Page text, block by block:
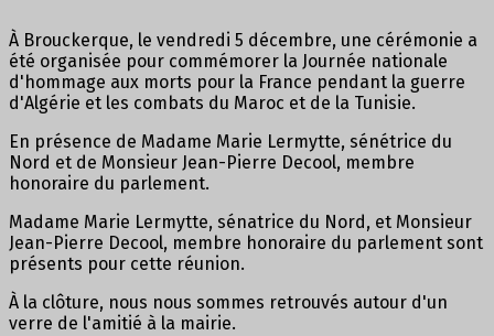
À Brouckerque, le vendredi 5 décembre, une cérémonie a
été organisée pour commémorer la Journée nationale
d'hommage aux morts pour la France pendant la guerre
d'Algérie et les combats du Maroc et de la Tunisie.
En présence de Madame Marie Lermytte, sénétrice du
Nord et de Monsieur Jean-Pierre Decool, membre
honoraire du parlement.
Madame Marie Lermytte, sénatrice du Nord, et Monsieur
Jean-Pierre Decool, membre honoraire du parlement sont
présents pour cette réunion.
À la clôture, nous nous sommes retrouvés autour d'un
verre de l'amitié à la mairie.